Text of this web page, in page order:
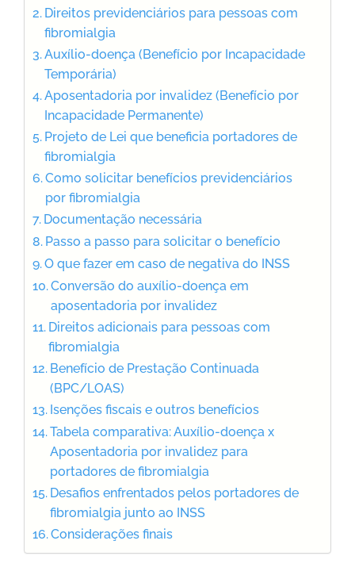
Direitos previdenciários para pessoas com
fibromialgia
Auxílio-doença (Benefício por Incapacidade
Temporária)
Aposentadoria por invalidez (Benefício por
Incapacidade Permanente)
Projeto de Lei que beneficia portadores de
fibromialgia
Como solicitar benefícios previdenciários
por fibromialgia
Documentação necessária
Passo a passo para solicitar o benefício
O que fazer em caso de negativa do INSS
Conversão do auxílio-doença em
aposentadoria por invalidez
Direitos adicionais para pessoas com
fibromialgia
Benefício de Prestação Continuada
(BPC/LOAS)
Isenções fiscais e outros benefícios
Tabela comparativa: Auxílio-doença x
Aposentadoria por invalidez para
portadores de fibromialgia
Desafios enfrentados pelos portadores de
fibromialgia junto ao INSS
Considerações finais